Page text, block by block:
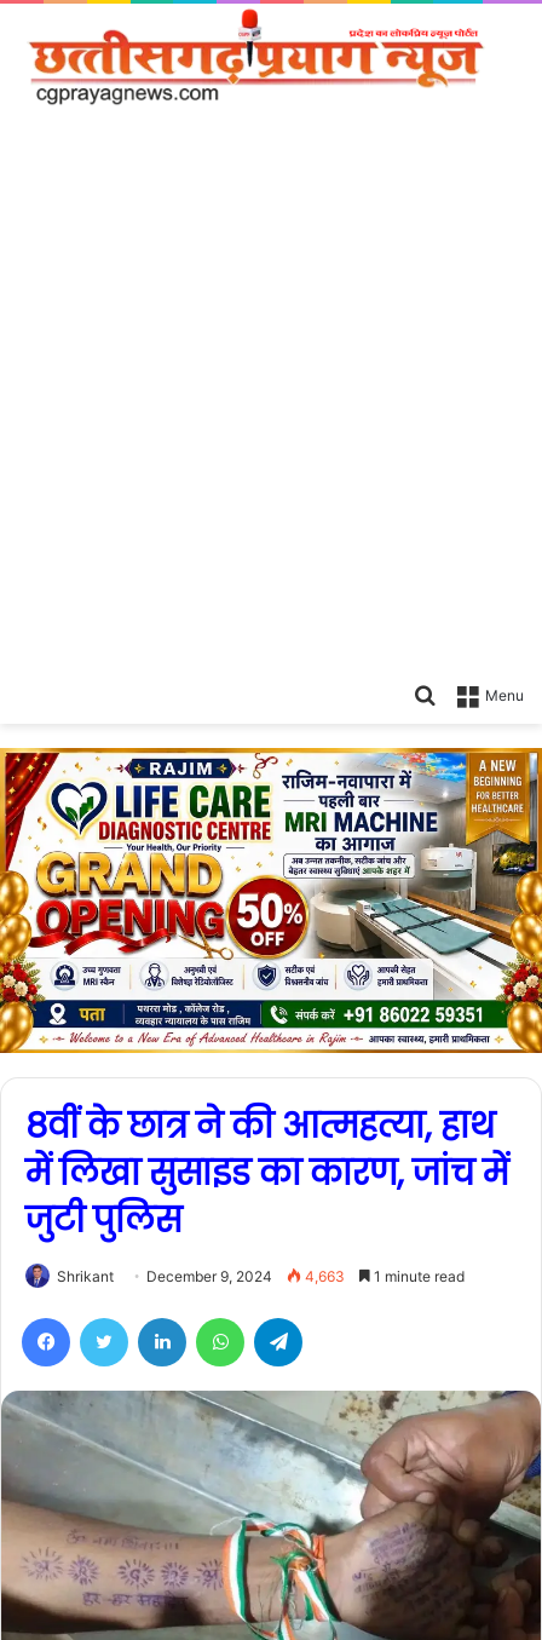
Menu
Search
8वीं के छात्र ने की आत्महत्या, हाथ
में लिखा सुसाइड का कारण, जांच में
जुटी पुलिस
Shrikant December 9, 2024 4,663 1 minute read